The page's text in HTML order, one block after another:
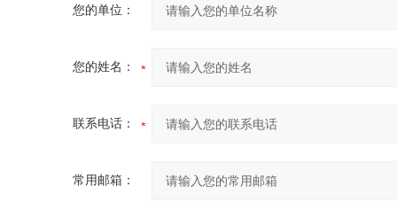
您的单位：
您的姓名：
联系电话：
常用邮箱：